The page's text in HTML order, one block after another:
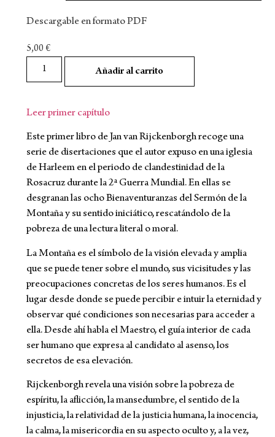
Descargable en formato PDF
5,00 €
Añadir al carrito
Leer primer capítulo
Este primer libro de Jan van Rijckenborgh recoge una
serie de disertaciones que el autor expuso en una iglesia
de Harleem en el periodo de clandestinidad de la
Rosacruz durante la 2ª Guerra Mundial. En ellas se
desgranan las ocho Bienaventuranzas del Sermón de la
Montaña y su sentido iniciático, rescatándolo de la
pobreza de una lectura literal o moral.
La Montaña es el símbolo de la visión elevada y amplia
que se puede tener sobre el mundo, sus vicisitudes y las
preocupaciones concretas de los seres humanos. Es el
lugar desde donde se puede percibir e intuir la eternidad y
observar qué condiciones son necesarias para acceder a
ella. Desde ahí habla el Maestro, el guía interior de cada
ser humano que expresa al candidato al asenso, los
secretos de esa elevación.
Rijckenborgh revela una visión sobre la pobreza de
espíritu, la aflicción, la mansedumbre, el sentido de la
injusticia, la relatividad de la justicia humana, la inocencia,
la calma, la misericordia en su aspecto oculto y, a la vez,